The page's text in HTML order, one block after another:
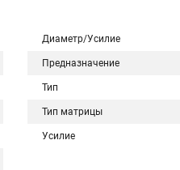
Диаметр/Усилие
Предназначение
Тип
Тип матрицы
Усилие